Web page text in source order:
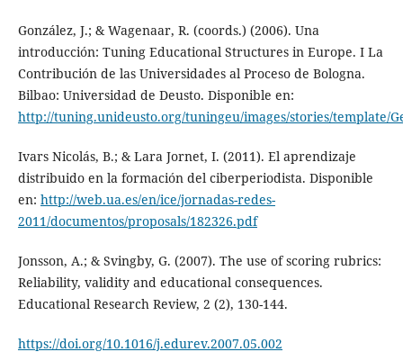
González, J.; & Wagenaar, R. (coords.) (2006). Una
introducción: Tuning Educational Structures in Europe. I La
Contribución de las Universidades al Proceso de Bologna.
Bilbao: Universidad de Deusto. Disponible en:
http://tuning.unideusto.org/tuningeu/images/stories/template/
Ivars Nicolás, B.; & Lara Jornet, I. (2011). El aprendizaje
distribuido en la formación del ciberperiodista. Disponible
en: http://web.ua.es/en/ice/jornadas-redes-
2011/documentos/proposals/182326.pdf
Jonsson, A.; & Svingby, G. (2007). The use of scoring rubrics:
Reliability, validity and educational consequences.
Educational Research Review, 2 (2), 130-144.
https://doi.org/10.1016/j.edurev.2007.05.002